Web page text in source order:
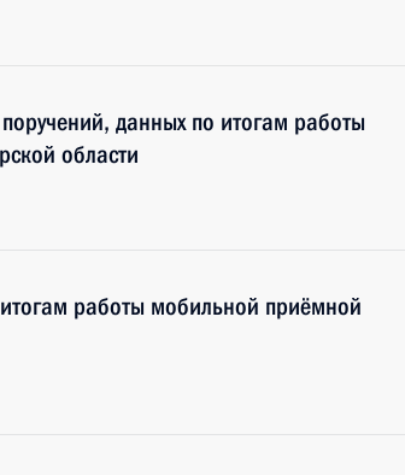
данных по итогам работы
области
работы мобильной приёмной